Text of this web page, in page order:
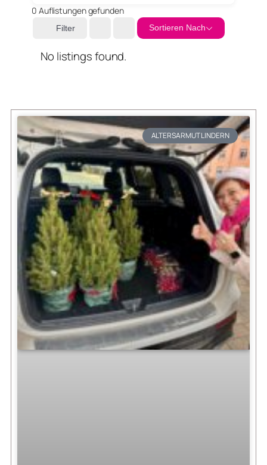
0 Auflistungen gefunden
Filter Sortieren Nach
No listings found.
ALTERSARMUT LINDERN